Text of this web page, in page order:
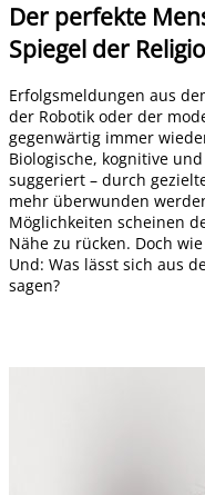
Der perfekte
Spiegel der
Erfolgsmeldungen aus
der Robotik oder der
gegenwärtig immer
Biologische, kognitive
suggeriert – durch
mehr überwunden
Möglichkeiten scheinen
Nähe zu rücken. Doch
Und: Was lässt sich aus
sagen?